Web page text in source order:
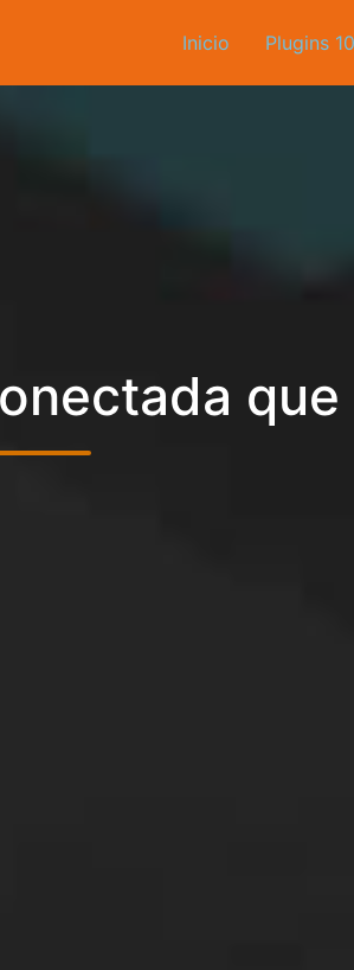
Inicio Plugins
que